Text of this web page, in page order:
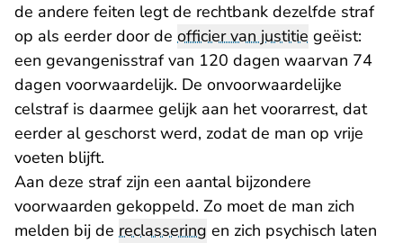
de andere feiten legt de rechtbank dezelfde straf
op als eerder door de officier van justitie geëist:
een gevangenisstraf van 120 dagen waarvan 74
dagen voorwaardelijk. De onvoorwaardelijke
celstraf is daarmee gelijk aan het voorarrest, dat
eerder al geschorst werd, zodat de man op vrije
voeten blijft.
Aan deze straf zijn een aantal bijzondere
voorwaarden gekoppeld. Zo moet de man zich
melden bij de reclassering en zich psychisch laten